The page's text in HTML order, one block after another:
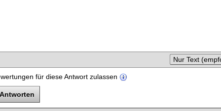
Nur Text
für diese Antwort zulassen